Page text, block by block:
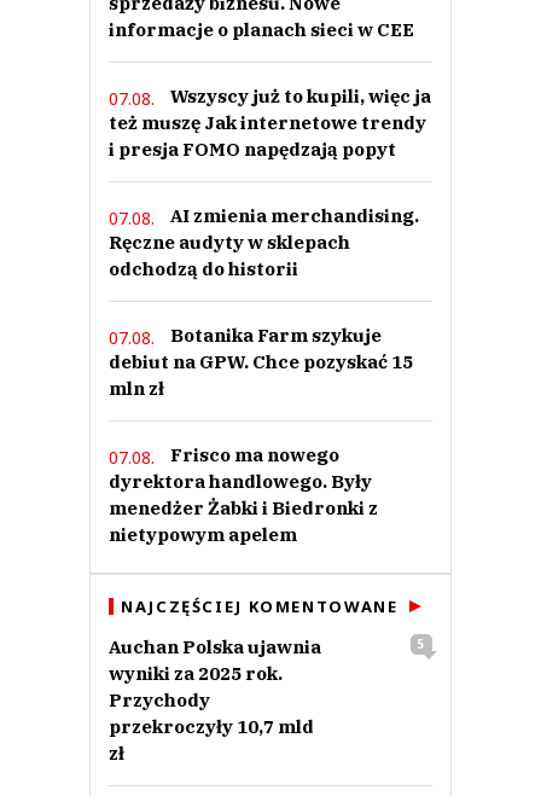
0
Kk&d
20.02.2021 / 01:24
This comment was minimized by the moderator on the site
Nie widać. W JMD top marki ciągle po 1.99/puszkę.
Kk&d
Odpowiedz
Nie znaleziono komentarzy
Zostaw swoje komentarze
Imię (Wymagane)
Anuluj
Prześlij komentarz
informacje o planach sieci w CEE
07.08.
Wszyscy już to kupili, więc ja
też muszę Jak internetowe trendy
i presja FOMO napędzają popyt
07.08.
AI zmienia merchandising.
Ręczne audyty w sklepach
odchodzą do historii
07.08.
Botanika Farm szykuje
debiut na GPW. Chce pozyskać 15
mln zł
07.08.
Frisco ma nowego
dyrektora handlowego. Były
menedżer Żabki i Biedronki z
nietypowym apelem
NAJCZĘŚCIEJ KOMENTOWANE
Auchan Polska ujawnia
wyniki za 2025 rok.
Przychody
przekroczyły 10,7 mld
zł
5